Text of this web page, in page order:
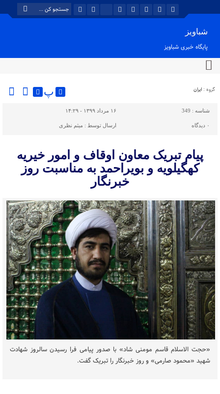
شباویز
پایگاه خبری شباویز
گروه : ایران پ
شناسه : 349 ۱۶ مرداد ۱۳۹۹ - ۱۴:۲۹
۰ دیدگاه ارسال توسط : میثم نظری
پیام تبریک معاون اوقاف و امور خیریه
کهگیلویه و بویراحمد به مناسبت روز
خبرنگار
«حجت الاسلام قاسم مومنی شاد» با صدور پیامی فرا رسیدن سالروز شهادت
شهید «محمود صارمی» و روز خبرنگار را تبریک گفت.